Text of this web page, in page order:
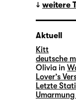
weitere
Aktuell
Kitt
deutsche
Olivia in
Lover’s
Letzte
Umarmung